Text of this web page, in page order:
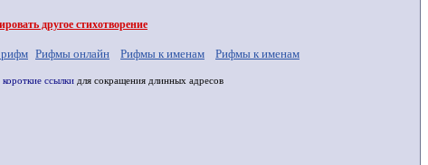
другое стихотворение
рифм Рифмы онлайн Рифмы к именам Рифмы к именам
короткие ссылки для сокращения длинных адресов